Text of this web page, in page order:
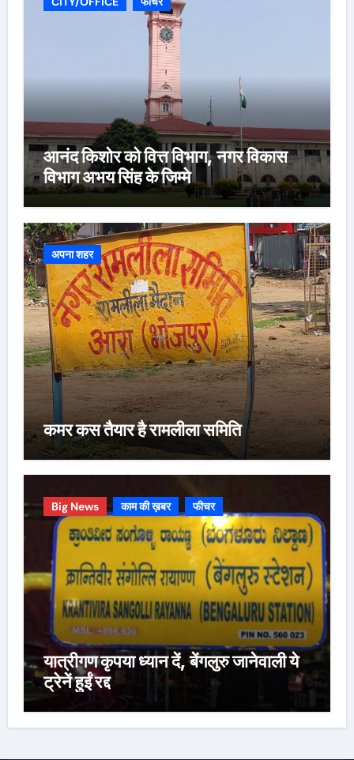
आनंद किशोर को वित्त विभाग, नगर विकास
विभाग अभय सिंह के जिम्मे
अपना शहर
कमर कस तैयार है रामलीला समिति
Big News काम की ख़बर फीचर
यात्रीगण कृपया ध्यान दें, बेंगलुरु जानेवाली ये
ट्रेनें हुईं रद्द